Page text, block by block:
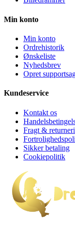
Min konto
Min konto
Ordrehistorik
Ønskeliste
Nyhedsbrev
Opret
Kundeservice
Kontakt os
Fragt &
Sikker betaling
Cookiepolitik